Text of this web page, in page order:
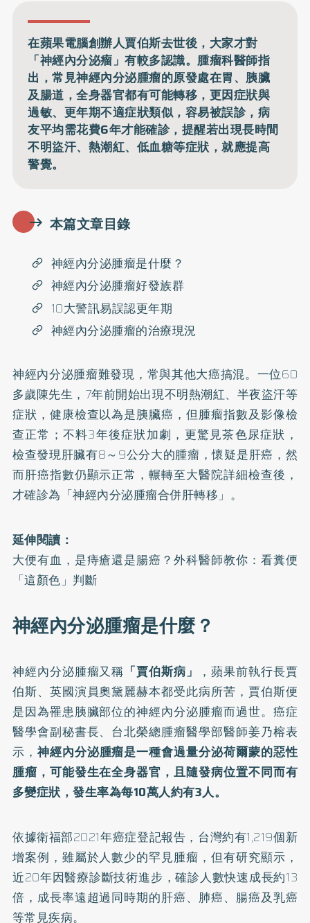
在蘋果電腦創辦人賈伯斯去世後，大家才對
「神經內分泌瘤」有較多認識。腫瘤科醫師指
出，常見神經內分泌腫瘤的原發處在胃、胰臟
及腸道，全身器官都有可能轉移，更因症狀與
過敏、更年期不適症狀類似，容易被誤診，病
友平均需花費6年才能確診，提醒若出現長時間
不明盜汗、熱潮紅、低血糖等症狀，就應提高
警覺。
本篇文章目錄
神經內分泌腫瘤是什麼？
神經內分泌腫瘤好發族群
10大警訊易誤認更年期
神經內分泌腫瘤的治療現況
神經內分泌腫瘤難發現，常與其他大癌搞混。一位60
多歲陳先生，7年前開始出現不明熱潮紅、半夜盜汗等
症狀，健康檢查以為是胰臟癌，但腫瘤指數及影像檢
查正常；不料3年後症狀加劇，更驚見茶色尿症狀，
檢查發現肝臟有8～9公分大的腫瘤，懷疑是肝癌，然
而肝癌指數仍顯示正常，輾轉至大醫院詳細檢查後，
才確診為「神經內分泌腫瘤合併肝轉移」。
延伸閱讀：
大便有血，是痔瘡還是腸癌？外科醫師教你：看糞便
「這顏色」判斷
神經內分泌腫瘤是什麼？
神經內分泌腫瘤又稱 「賈伯斯病」
，蘋果前執行長賈
伯斯、英國演員奧黛麗赫本都受此病所苦，賈伯斯便
是因為罹患胰臟部位的神經內分泌腫瘤而過世。癌症
醫學會副秘書長、台北榮總腫瘤醫學部醫師姜乃榕表
示， 神經內分泌腫瘤是一種會過量分泌荷爾蒙的惡性
腫瘤，可能發生在全身器官，且隨發病位置不同而有
多變症狀，發生率為每10萬人約有3人。
依據衛福部2021年癌症登記報告 ，台灣約有1,219個新
增案例，雖屬於人數少的罕見腫瘤，但有研究顯示，
近20年因醫療診斷技術進步，確診人數快速成長約13
倍，成長率遠超過同時期的肝癌、肺癌、腸癌及乳癌
等常見疾病。